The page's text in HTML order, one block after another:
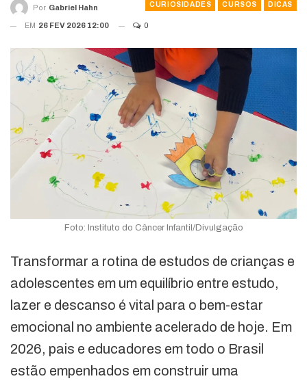
CURIOSIDADES CURSOS DICAS
Por Gabriel Hahn
EM 26 FEV 2026 12:00 0
Foto: Instituto do Câncer Infantil/Divulgação
Transformar a rotina de estudos de crianças e
adolescentes em um equilíbrio entre estudo,
lazer e descanso é vital para o bem-estar
emocional no ambiente acelerado de hoje. Em
2026, pais e educadores em todo o Brasil
estão empenhados em construir uma